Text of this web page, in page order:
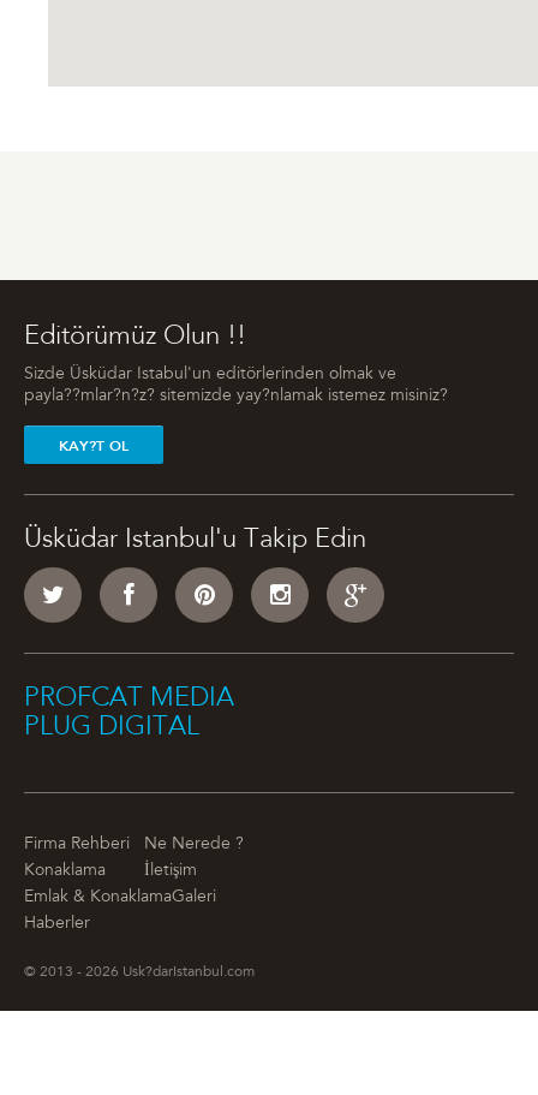
Editörümüz Olun !!
Sizde Üsküdar Istabul'un editörlerinden olmak ve
payla??mlar?n?z? sitemizde yay?nlamak istemez misiniz?
KAY?T OL
Üsküdar Istanbul'u Takip Edin
PROFCAT MEDIA
PLUG DIGITAL
Firma Rehberi
Ne Nerede ?
Konaklama
İletişim
Emlak & KonaklamaGaleri
Haberler
© 2013 - 2026 Usk?darIstanbul.com